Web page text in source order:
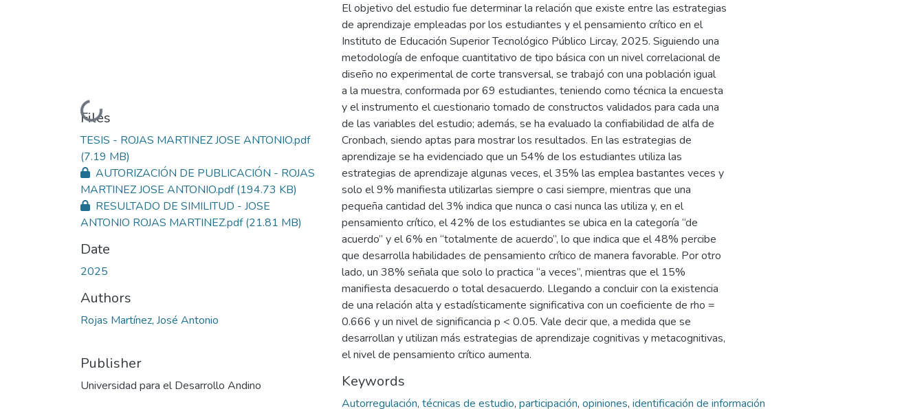
Loading...
Files
TESIS - ROJAS MARTINEZ JOSE ANTONIO.pdf
(7.19 MB)
AUTORIZACIÓN DE PUBLICACIÓN - ROJAS
MARTINEZ JOSE ANTONIO.pdf(194.73 KB)
RESULTADO DE SIMILITUD - JOSE
ANTONIO ROJAS MARTINEZ.pdf(21.81 MB)
Date
2025
Authors
Rojas Martínez, José Antonio
Publisher
Universidad para el Desarrollo Andino
El objetivo del estudio fue determinar la relación que existe entre las estrategias
de aprendizaje empleadas por los estudiantes y el pensamiento crítico en el
Instituto de Educación Superior Tecnológico Público Lircay, 2025. Siguiendo una
metodología de enfoque cuantitativo de tipo básica con un nivel correlacional de
diseño no experimental de corte transversal, se trabajó con una población igual
a la muestra, conformada por 69 estudiantes, teniendo como técnica la encuesta
y el instrumento el cuestionario tomado de constructos validados para cada una
de las variables del estudio; además, se ha evaluado la confiabilidad de alfa de
Cronbach, siendo aptas para mostrar los resultados. En las estrategias de
aprendizaje se ha evidenciado que un 54% de los estudiantes utiliza las
estrategias de aprendizaje algunas veces, el 35% las emplea bastantes veces y
solo el 9% manifiesta utilizarlas siempre o casi siempre, mientras que una
pequeña cantidad del 3% indica que nunca o casi nunca las utiliza y, en el
pensamiento crítico, el 42% de los estudiantes se ubica en la categoría “de
acuerdo” y el 6% en “totalmente de acuerdo”, lo que indica que el 48% percibe
que desarrolla habilidades de pensamiento crítico de manera favorable. Por otro
lado, un 38% señala que solo lo practica “a veces”, mientras que el 15%
manifiesta desacuerdo o total desacuerdo. Llegando a concluir con la existencia
de una relación alta y estadísticamente significativa con un coeficiente de rho =
0.666 y un nivel de significancia p < 0.05. Vale decir que, a medida que se
desarrollan y utilizan más estrategias de aprendizaje cognitivas y metacognitivas,
el nivel de pensamiento crítico aumenta.
Keywords
Autorregulación, técnicas de estudio, participación, opiniones, identificación de información